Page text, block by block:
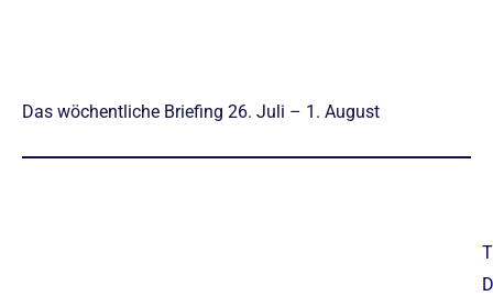
Das wöchentliche Briefing 26. Juli – 1. August
T
D